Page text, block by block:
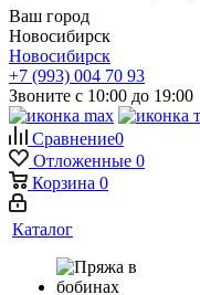
Ваш город
Новосибирск
Новосибирск
+7 (993) 004 70 93
Звоните с 10:00 до 19:00
Сравнение0
Отложенные 0
Корзина 0
Каталог